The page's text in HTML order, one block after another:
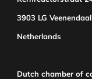
3903 LG Veenendaal
Netherlands
Dutch chamber of